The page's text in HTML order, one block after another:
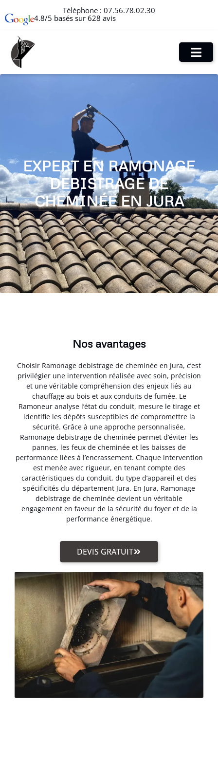
Téléphone : 07.56.78.02.30
4.8/5 basés sur 628 avis
EXPERT EN RAMONAGE
DEBISTRAGE DE
CHEMINÉE EN JURA
Nos avantages
Choisir Ramonage debistrage de cheminée en Jura, c’est
privilégier une intervention réalisée avec soin, précision
et une véritable compréhension des enjeux liés au
chauffage au bois et aux conduits de fumée. Le
Ramoneur analyse l’état du conduit, mesure le tirage et
identifie les dépôts susceptibles de compromettre la
sécurité. Grâce à une approche personnalisée,
Ramonage debistrage de cheminée permet d’éviter les
pannes, les feux de cheminée et les baisses de
performance liées à l’encrassement. Chaque intervention
est menée avec rigueur, en tenant compte des
caractéristiques du conduit, du type d’appareil et des
spécificités du département Jura. En Jura, Ramonage
debistrage de cheminée devient un véritable
engagement en faveur de la sécurité du foyer et de la
performance énergétique.
DEVIS GRATUIT